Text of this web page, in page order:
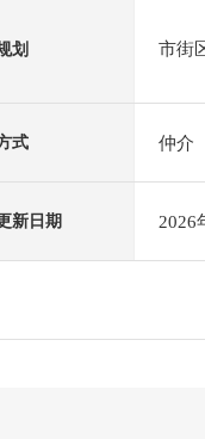
划 市街
式 仲介
新日期 2026